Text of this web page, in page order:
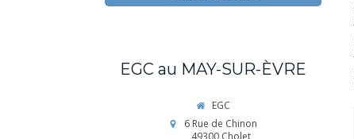
EGC au MAY-SUR-ÈVRE
EGC
6 Rue de Chinon